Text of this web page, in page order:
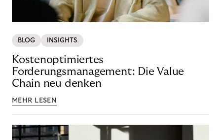
BLOG INSIGHTS
Kostenoptimiertes
Forderungsmanagement: Die Value
Chain neu denken
MEHR LESEN